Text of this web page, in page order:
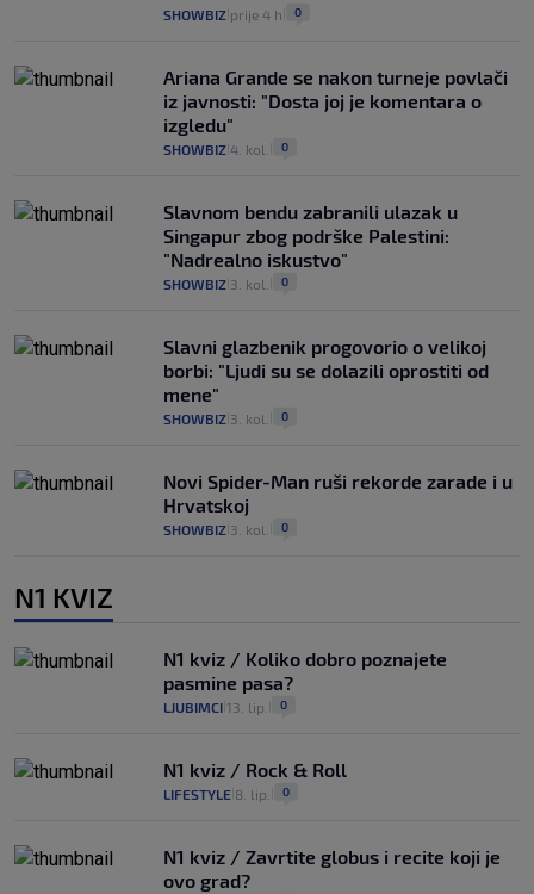
SHOWBIZ prije 4 h 0
Ariana Grande se nakon turneje povlači
iz javnosti: "Dosta joj je komentara o
izgledu"
SHOWBIZ 4. kol. 0
Slavnom bendu zabranili ulazak u
Singapur zbog podrške Palestini:
"Nadrealno iskustvo"
SHOWBIZ 3. kol. 0
Slavni glazbenik progovorio o velikoj
borbi: "Ljudi su se dolazili oprostiti od
mene"
SHOWBIZ 3. kol. 0
Novi Spider-Man ruši rekorde zarade i u
Hrvatskoj
SHOWBIZ 3. kol. 0
N1 KVIZ
N1 kviz / Koliko dobro poznajete
pasmine pasa?
LJUBIMCI 13. lip. 0
N1 kviz / Rock & Roll
LIFESTYLE 8. lip. 0
N1 kviz / Zavrtite globus i recite koji je
ovo grad?